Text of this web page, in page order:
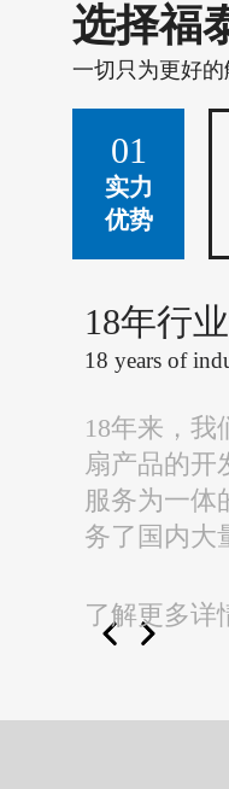
选择福
一切只为更好
01
实力
优势
18年行
18 years of
18年来，
扇产品的开
服务为一体
务了国内大
了解更多详